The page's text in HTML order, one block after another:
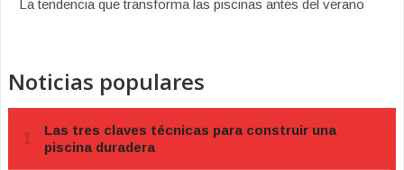
La tendencia que transforma las piscinas antes del verano
Noticias populares